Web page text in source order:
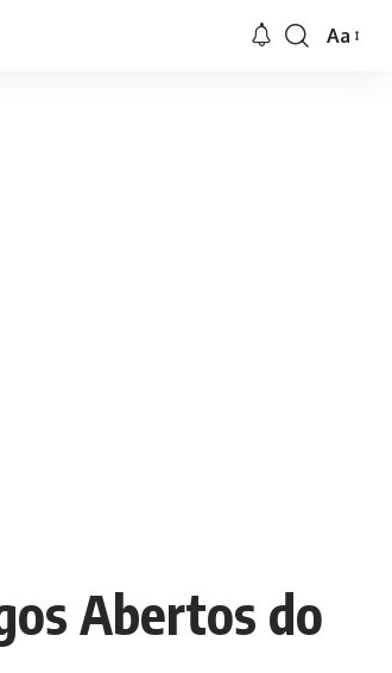
Font
Aa
Abertos do